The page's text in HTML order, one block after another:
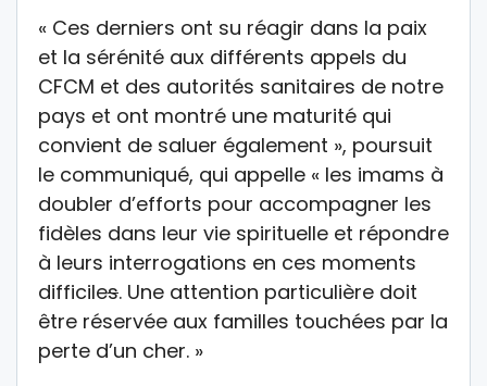
« Ces derniers ont su réagir dans la paix
et la sérénité aux différents appels du
CFCM et des autorités sanitaires de notre
pays et ont montré une maturité qui
convient de saluer également », poursuit
le communiqué, qui appelle « les imams à
doubler d’efforts pour accompagner les
fidèles dans leur vie spirituelle et répondre
à leurs interrogations en ces moments
difficiles. Une attention particulière doit
être réservée aux familles touchées par la
perte d’un cher. »